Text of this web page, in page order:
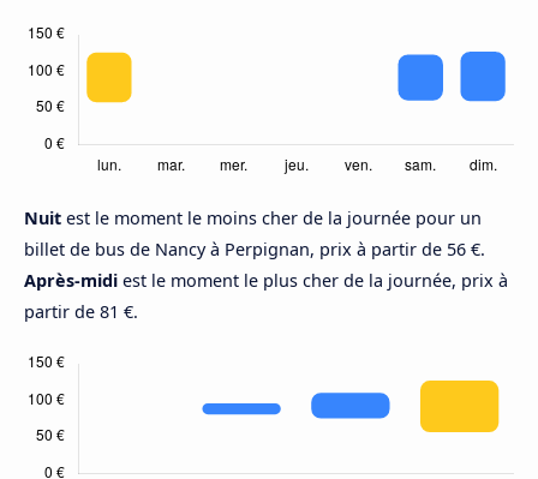
Nuit est le moment le moins cher de la journée pour un
billet de bus de Nancy à Perpignan, prix à partir de 56 €.
Après-midi est le moment le plus cher de la journée, prix à
partir de 81 €.